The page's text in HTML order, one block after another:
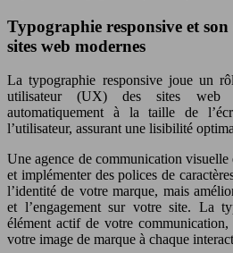
Typographie responsive et
sites web modernes
La typographie responsive joue un
utilisateur (UX) des sites web
automatiquement à la taille de
l’utilisateur, assurant une lisibilité
Une agence de communication
et implémenter des polices de
l’identité de votre marque, mais
et l’engagement sur votre site. La
élément actif de votre
votre image de marque à chaque